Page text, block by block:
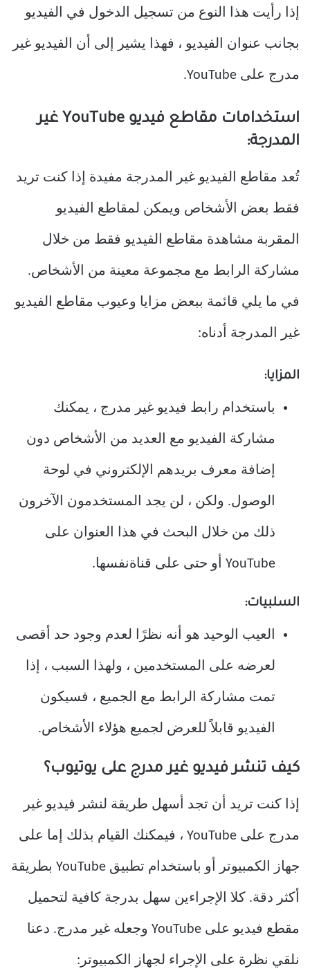
إذا رأيت هذا النوع من تسجيل الدخول في الفيديو
بجانب عنوان الفيديو ، فهذا يشير إلى أن الفيديو غير
مدرج على YouTube.
استخدامات مقاطع فيديو YouTube غير
المدرجة:
تُعد مقاطع الفيديو غير المدرجة مفيدة إذا كنت تريد
فقط بعض الأشخاص ويمكن لمقاطع الفيديو
المقربة مشاهدة مقاطع الفيديو فقط من خلال
مشاركة الرابط مع مجموعة معينة من الأشخاص.
في ما يلي قائمة ببعض مزايا وعيوب مقاطع الفيديو
غير المدرجة أدناه:
المزايا:
باستخدام رابط فيديو غير مدرج ، يمكنك
مشاركة الفيديو مع العديد من الأشخاص دون
إضافة معرف بريدهم الإلكتروني في لوحة
الوصول. ولكن ، لن يجد المستخدمون الآخرون
ذلك من خلال البحث في هذا العنوان على
YouTube أو حتى على قناةنفسها.
السلبيات:
العيب الوحيد هو أنه نظرًا لعدم وجود حد أقصى
لعرضه على المستخدمين ، ولهذا السبب ، إذا
تمت مشاركة الرابط مع الجميع ، فسيكون
الفيديو قابلاً للعرض لجميع هؤلاء الأشخاص.
كيف تنشر فيديو غير مدرج على يوتيوب؟
إذا كنت تريد أن تجد أسهل طريقة لنشر فيديو غير
مدرج على YouTube ، فيمكنك القيام بذلك إما على
جهاز الكمبيوتر أو باستخدام تطبيق YouTube بطريقة
أكثر دقة. كلا الإجراءين سهل بدرجة كافية لتحميل
مقطع فيديو على YouTube وجعله غير مدرج. دعنا
نلقي نظرة على الإجراء لجهاز الكمبيوتر: